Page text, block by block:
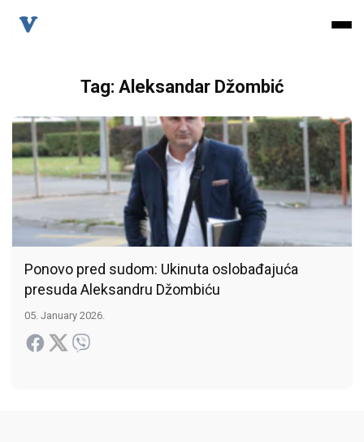
Tag: Aleksandar Džombić
Ponovo pred sudom: Ukinuta oslobađajuća
presuda Aleksandru Džombiću
05. January 2026.